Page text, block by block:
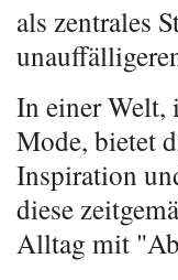
als zentrales
In einer
Mode, bietet
Inspiration
diese
Alltag mit